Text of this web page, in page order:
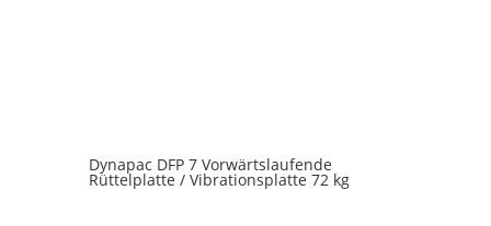
Dynapac DFP 7 Vorwärtslaufende
Rüttelplatte / Vibrationsplatte 72 kg